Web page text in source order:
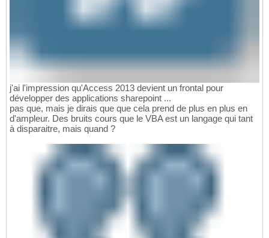
j'ai l'impression qu'Access 2013 devient un frontal pour
développer des applications sharepoint ...
pas que, mais je dirais que que cela prend de plus en plus en
d'ampleur. Des bruits cours que le VBA est un langage qui tant
à disparaitre, mais quand ?